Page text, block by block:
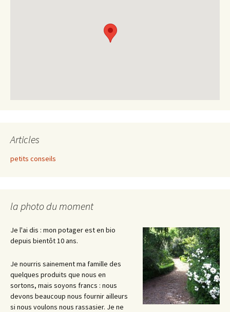
Articles
petits conseils
la photo du moment
Je l'ai dis : mon potager est en bio
depuis bientôt 10 ans.
Je nourris sainement ma famille des
quelques produits que nous en
sortons, mais soyons francs : nous
devons beaucoup nous fournir ailleurs
si nous voulons nous rassasier. Je ne